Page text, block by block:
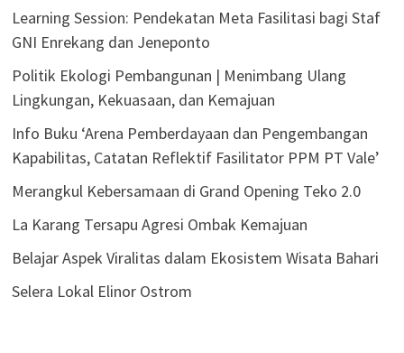
Learning Session: Pendekatan Meta Fasilitasi bagi Staf
GNI Enrekang dan Jeneponto
Politik Ekologi Pembangunan | Menimbang Ulang
Lingkungan, Kekuasaan, dan Kemajuan
Info Buku ‘Arena Pemberdayaan dan Pengembangan
Kapabilitas, Catatan Reflektif Fasilitator PPM PT Vale’
Merangkul Kebersamaan di Grand Opening Teko 2.0
La Karang Tersapu Agresi Ombak Kemajuan
Belajar Aspek Viralitas dalam Ekosistem Wisata Bahari
Selera Lokal Elinor Ostrom